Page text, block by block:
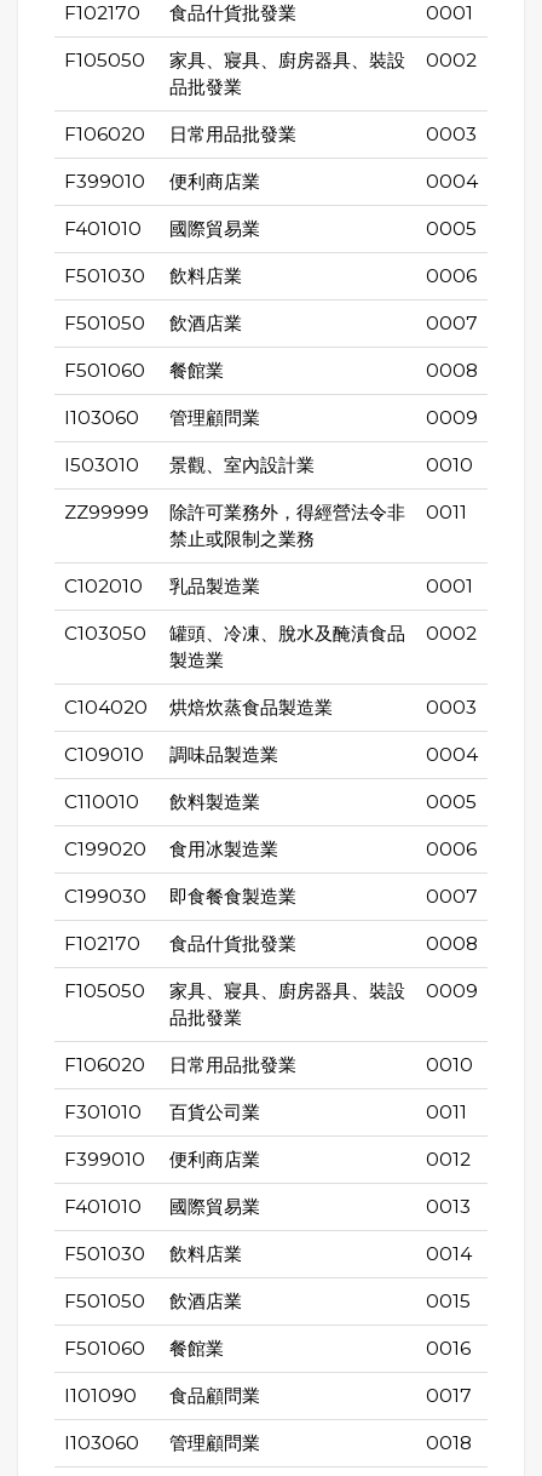
F102170 食品什貨批發業 0001
F105050
家具、寢具、廚房器具、裝設
品批發業
0002
F106020 日常用品批發業 0003
F399010 便利商店業 0004
F401010 國際貿易業 0005
F501030 飲料店業 0006
F501050 飲酒店業 0007
F501060 餐館業 0008
I103060 管理顧問業 0009
I503010 景觀、室內設計業 0010
ZZ99999
除許可業務外，得經營法令非
禁止或限制之業務
0011
C102010 乳品製造業 0001
C103050
罐頭、冷凍、脫水及醃漬食品
製造業
0002
C104020 烘焙炊蒸食品製造業 0003
C109010 調味品製造業 0004
C110010 飲料製造業 0005
C199020 食用冰製造業 0006
C199030 即食餐食製造業 0007
F102170 食品什貨批發業 0008
F105050
家具、寢具、廚房器具、裝設
品批發業
0009
F106020 日常用品批發業 0010
F301010 百貨公司業 0011
F399010 便利商店業 0012
F401010 國際貿易業 0013
F501030 飲料店業 0014
F501050 飲酒店業 0015
F501060 餐館業 0016
I101090 食品顧問業 0017
I103060 管理顧問業 0018